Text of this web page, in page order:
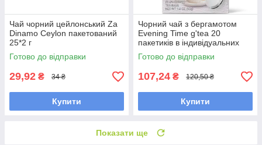
Чай чорний цейлонський Za
Dinamo Ceylon пакетований
25*2 г
Готово до відправки
29,92 ₴ 34 ₴
Купити
Чорний чай з бергамотом
Evening Time g'tea 20
пакетиків в індивідуальних
конвертах з ложкою
Готово до відправки
107,24 ₴ 120,50 ₴
Купити
Показати ще